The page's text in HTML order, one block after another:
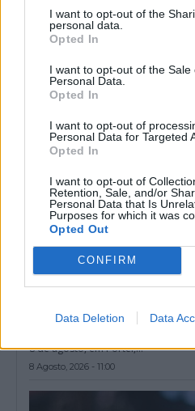
I want to opt-out of the
personal data.
Opted In
I want to opt-out of the Sale
Personal Data.
Opted In
I want to opt-out of
Personal Data for Targeted
Opted In
I want to opt-out of
Retention, Sale, and/or
Personal Data that Is
Purposes for which it was
Opted Out
CONFIRM
Data Deletion Data
Vila Viçosa: Badoxa, Vitor Kley e
Capuchos
Zé Pedro Sousa, Chaito y
8 Agosto, 2026 - 12:00
Colômbia e Argentina
8 de agosto, em Portel,...
8 Agosto, 2026 - 11:00